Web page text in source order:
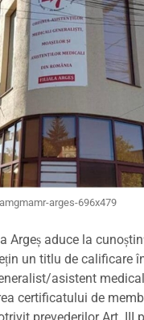
arges-696x479
Argeș aduce la
un titlu de calificare
asistent
certificatului de